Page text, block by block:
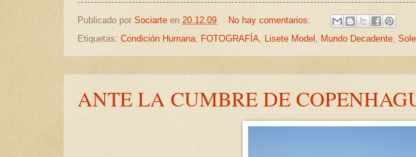
Publicado por Sociarte en 20.12.09
No hay comentarios:
Etiquetas: Condición Humana FOTOGRAFÍA Lisete Model Mundo Decadente
ANTE LA CUMBRE DE